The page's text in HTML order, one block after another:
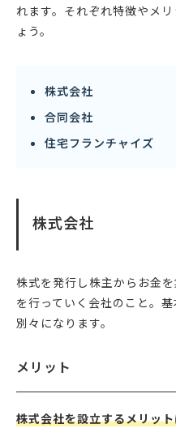
れます。それぞれ特徴やメ
ょう。
株式会社
合同会社
住宅フランチャイズ
株式会社
株式を発行し株主からお金
を行っていく会社のこと。
別々になります。
メリット
株式会社を設立するメリッ